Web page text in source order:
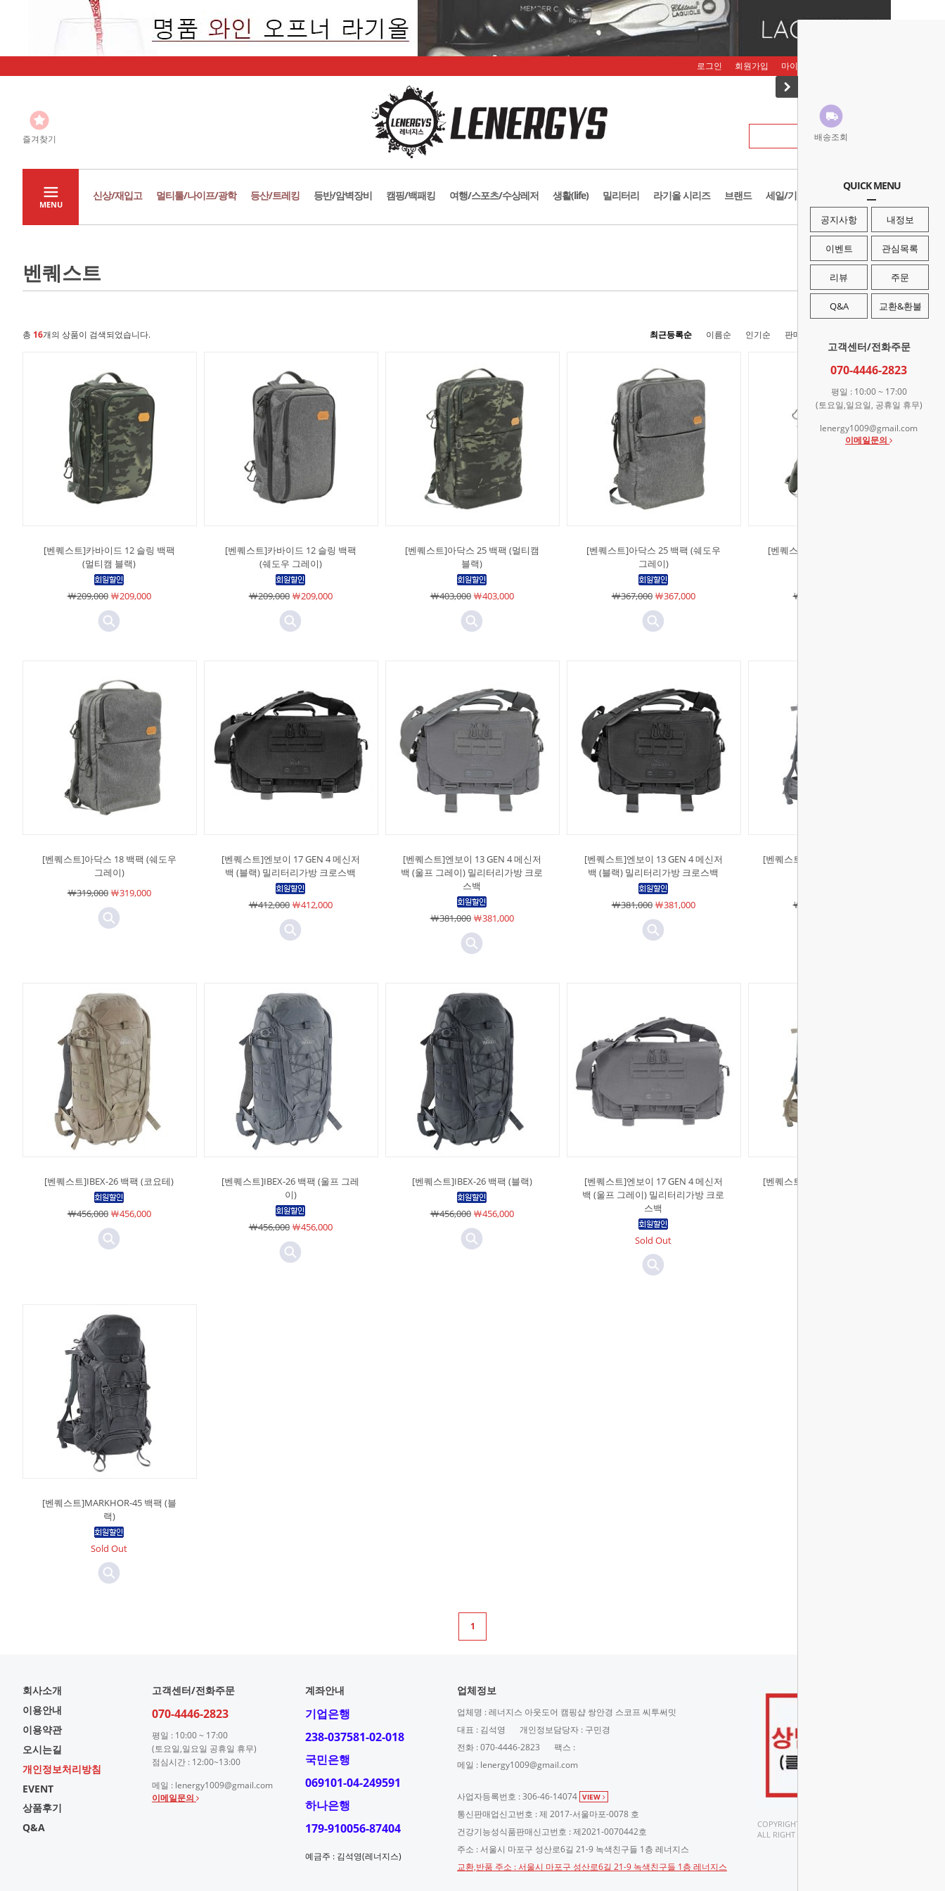
배송조회
QUICK MENU
공지사항 내정보
이벤트 관심목록
리뷰 주문
Q&A 교환&환불
고객센터/전화주문
070-4446-2823
평일 : 10:00 ~ 17:00
(토요일,일요일, 공휴일 휴무)
lenergy1009@gmail.com
이메일문의
로그인 회원가입 마이페이지
즐겨찾기
MENU
신상/재입고 멀티툴/나이프/광학 등산/트레킹 등반/암벽장비 캠핑/백패킹 여행/스포츠/수상레저 생활(life) 밀리터리 라기올 시리즈 브랜드 세일/기획존
벤퀘스트
총 16개의 상품이 검색되었습니다. 최근등록순 이름순 인기순 판매순
[벤퀘스트]카바이드 12 슬링 백팩
(멀티캠 블랙)
￦209,000￦209,000
[벤퀘스트]카바이드 12 슬링 백팩
(쉐도우 그레이)
￦209,000￦209,000
[벤퀘스트]아닥스 25 백팩 (멀티캠
블랙)
￦403,000￦403,000
[벤퀘스트]아닥스 25 백팩 (쉐도우
그레이)
￦367,000￦367,000
[벤퀘스트]아닥스 18 백팩 (멀티캠
￦356,000
[벤퀘스트]아닥스 18 백팩 (쉐도우
그레이)
￦319,000￦319,000
[벤퀘스트]엔보이 17 GEN 4 메신저
백 (블랙) 밀리터리가방 크로스백
￦412,000￦412,000
[벤퀘스트]엔보이 13 GEN 4 메신저
백 (울프 그레이) 밀리터리가방 크로
스백
￦381,000￦381,000
[벤퀘스트]엔보이 13 GEN 4 메신저
백 (블랙) 밀리터리가방 크로스백
￦381,000￦381,000
[벤퀘스트]MARKHOR-45 백팩 (울프
￦700,000
[벤퀘스트]IBEX-26 백팩 (코요테)
￦456,000￦456,000
[벤퀘스트]IBEX-26 백팩 (울프 그레
이)
￦456,000￦456,000
[벤퀘스트]IBEX-26 백팩 (블랙)
￦456,000￦456,000
[벤퀘스트]엔보이 17 GEN 4 메신저
백 (울프 그레이) 밀리터리가방 크로
스백
Sold Out
[벤퀘스트]MARKHOR-45 백팩 (코요
[벤퀘스트]MARKHOR-45 백팩 (블
랙)
Sold Out
1
회사소개
이용안내
이용약관
오시는길
개인정보처리방침
EVENT
상품후기
Q&A
고객센터/전화주문
070-4446-2823
평일 : 10:00 ~ 17:00
(토요일,일요일 공휴일 휴무)
점심시간 : 12:00~13:00
메일 : lenergy1009@gmail.com
이메일문의
계좌안내
기업은행
238-037581-02-018
국민은행
069101-04-249591
하나은행
179-910056-87404
예금주 : 김석영(레너지스)
업체정보
업체명 : 레너지스 아웃도어 캠핑샵 쌍안경 스코프 씨투써밋
대표 : 김석영
개인정보담당자 : 구민경
전화 : 070-4446-2823
팩스 :
메일 : lenergy1009@gmail.com
사업자등록번호 : 306-46-14074 VIEW
통신판매업신고번호 : 제 2017-서울마포-0078 호
건강기능성식품판매신고번호 : 제2021-0070442호
주소 : 서울시 마포구 성산로6길 21-9 녹색친구들 1층 레너지스
교환,반품 주소 : 서울시 마포구 성산로6길 21-9 녹색친구들 1층 레너지스
COPYRIGHT(C).
ALL RIGHT RESERVED.